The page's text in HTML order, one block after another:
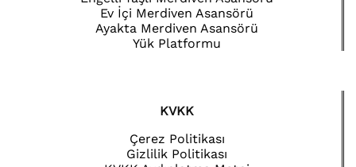
Ev İçi Merdiven Asansörü
Ayakta Merdiven Asansörü
Yük Platformu
KVKK
Çerez Politikası
Gizlilik Politikası